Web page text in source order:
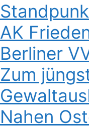
AK
Berliner
Zum
Nahen